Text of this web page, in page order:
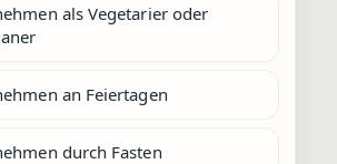
als Vegetarier oder
an Feiertagen
durch Fasten